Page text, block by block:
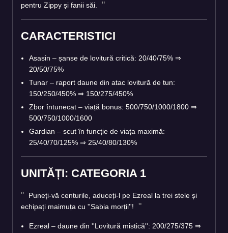
pentru Zippy și fanii săi.
CARACTERISTICI
Asasin – șanse de lovitură critică: 20/40/75% ⇒
20/50/75%
Tunar – raport daune din atac lovitură de tun:
150/250/450% ⇒ 150/275/450%
Zbor întunecat – viață bonus: 500/750/1000/1800 ⇒
500/750/1000/1600
Gardian – scut în funcție de viața maximă:
25/40/70/125% ⇒ 25/40/80/130%
UNITĂȚI: CATEGORIA 1
Puneți-vă centurile, aduceți-l pe Ezreal la trei stele și
echipați maimuța cu ''Sabia morții''!
Ezreal – daune din ''Lovitură mistică'': 200/275/375 ⇒